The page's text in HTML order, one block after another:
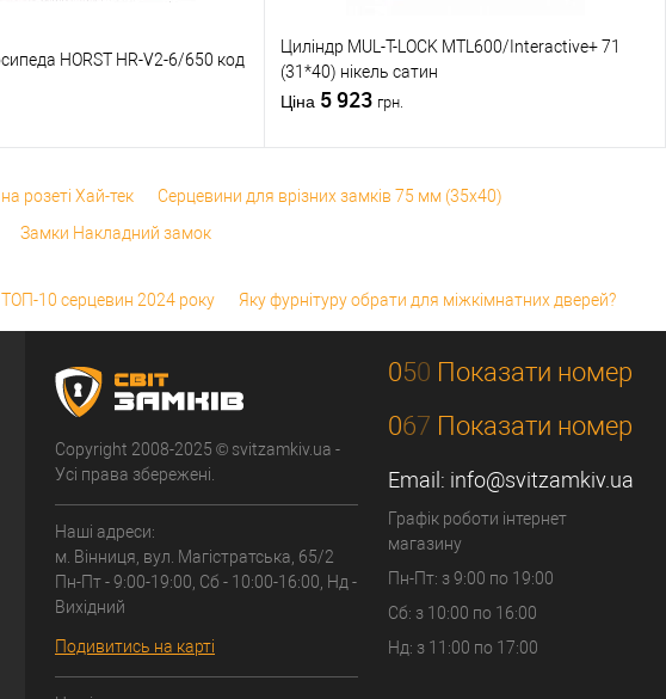
HORST HR-V2-6/650 код
Циліндр MUL-T-LOCK MTL600/Interactive+ 71
(31*40) нікель сатин
Ціна 5 923 грн.
розеті Хай-тек
Серцевини для врізних замків 75 мм (35x40)
Замки Накладний замок
ТОП-10 серцевин 2024 року Яку фурнітуру обрати для міжкімнатних дверей?
Copyright 2008-2025 © svitzamkiv.ua -
Усі права збережені.
Наші адреси:
м. Вінниця, вул. Магістратська, 65/2
Пн-Пт - 9:00-19:00, Сб - 10:00-16:00, Нд -
Вихідний
Подивитись на карті
050 Показати номер
067 Показати номер
Email: info@svitzamkiv.ua
Графік роботи інтернет
магазину
Пн-Пт: з 9:00 по 19:00
Сб: з 10:00 по 16:00
Нд: з 11:00 по 17:00